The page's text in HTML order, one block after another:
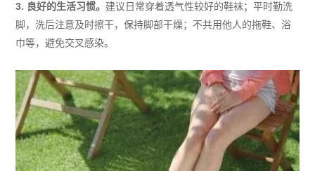
3. 良好的生活习惯。 建议日常穿着透气性较好的鞋袜；平时勤洗
脚，洗后注意及时擦干，保持脚部干燥；不共用他人的拖鞋、浴
巾等，避免交叉感染。